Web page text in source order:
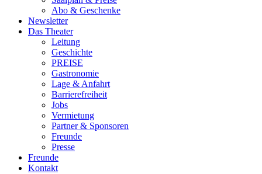
Abo & Geschenke
Newsletter
Das Theater
Leitung
Geschichte
PREISE
Gastronomie
Lage & Anfahrt
Barrierefreiheit
Jobs
Vermietung
Partner & Sponsoren
Freunde
Presse
Freunde
Kontakt